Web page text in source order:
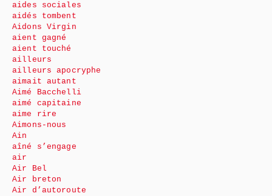
aides sociales
aidés tombent
Aidons Virgin
aient gagné
aient touché
ailleurs
ailleurs apocryphe
aimait autant
Aimé Bacchelli
aimé capitaine
aime rire
Aimons-nous
Ain
aîné s’engage
air
Air Bel
Air breton
Air d’autoroute